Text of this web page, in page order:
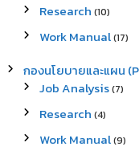
Research (10)
Work Manual(17)
กองนโยบายและแผน
Job Analysis(7)
Research (4)
Work Manual(9)